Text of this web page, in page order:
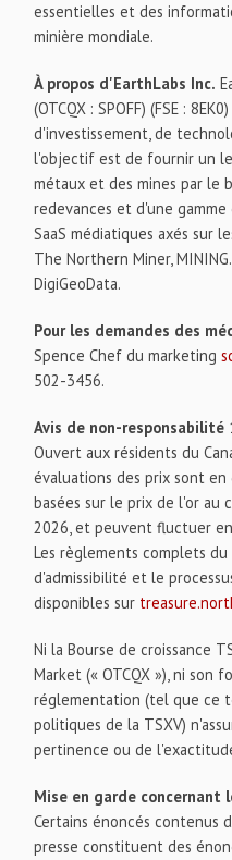
essentielles et des
minière mondiale.
À propos d'EarthLabs Inc.
(OTCQX : SPOFF) (FSE :
d'investissement, de
l'objectif est de fournir un
métaux et des mines par le
redevances et d'une
SaaS médiatiques axés sur
The Northern Miner,
DigiGeoData.
Pour les demandes des
Spence Chef du marketing
502-3456.
Avis de non-responsabilité
Ouvert aux résidents du
évaluations des prix sont en
basées sur le prix de l'or au
2026, et peuvent fluctuer
Les règlements complets
d'admissibilité et le
disponibles sur
Ni la Bourse de croissance
Market (« OTCQX »), ni son
réglementation (tel que ce
politiques de la TSXV)
pertinence ou de
Mise en garde concernant
Certains énoncés contenus
presse constituent des